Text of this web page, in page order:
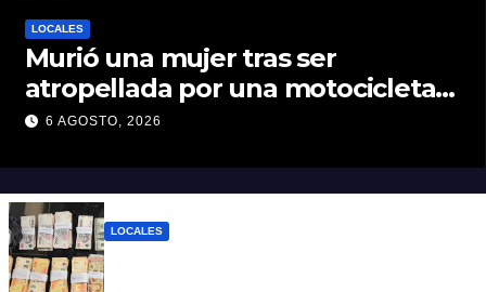
LOCALES
Murió una mujer tras ser
atropellada por una motocicleta
en Nelson
6 AGOSTO, 2026
LOCALES